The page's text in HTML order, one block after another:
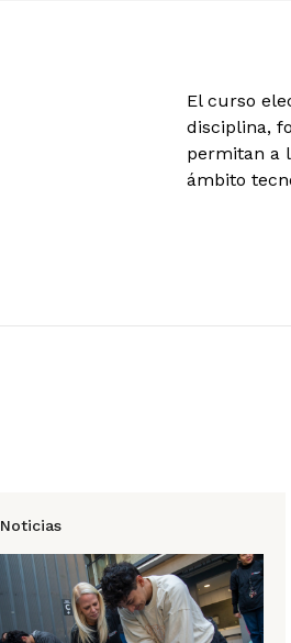
El curso
disciplina,
permitan a
ámbito
Noticias